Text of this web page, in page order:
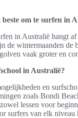
om te surfen in
in Australië hangt
de wintermaanden de
vaak groter en
in Australië?
en
zoals Bondi
lessen voor
surfers van elk niveau